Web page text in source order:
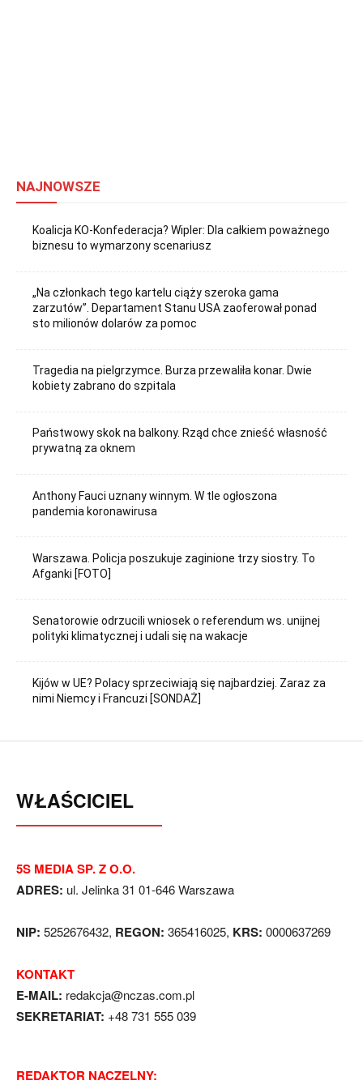
NAJNOWSZE
Koalicja KO-Konfederacja? Wipler: Dla całkiem poważnego
biznesu to wymarzony scenariusz
„Na członkach tego kartelu ciąży szeroka gama
zarzutów”. Departament Stanu USA zaoferował ponad
sto milionów dolarów za pomoc
Tragedia na pielgrzymce. Burza przewaliła konar. Dwie
kobiety zabrano do szpitala
Państwowy skok na balkony. Rząd chce znieść własność
prywatną za oknem
Anthony Fauci uznany winnym. W tle ogłoszona
pandemia koronawirusa
Warszawa. Policja poszukuje zaginione trzy siostry. To
Afganki [FOTO]
Senatorowie odrzucili wniosek o referendum ws. unijnej
polityki klimatycznej i udali się na wakacje
Kijów w UE? Polacy sprzeciwiają się najbardziej. Zaraz za
nimi Niemcy i Francuzi [SONDAŻ]
WŁAŚCICIEL
5S MEDIA SP. Z O.O.
ADRES: ul. Jelinka 31 01-646 Warszawa
NIP: 5252676432, REGON: 365416025, KRS: 0000637269
KONTAKT
E-MAIL: redakcja@nczas.com.pl
SEKRETARIAT: +48 731 555 039
REDAKTOR NACZELNY: